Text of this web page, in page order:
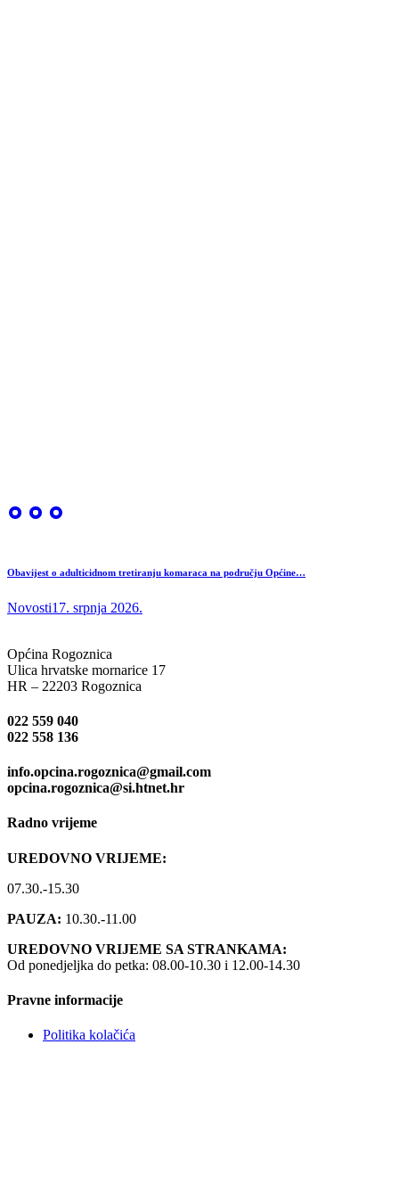
Obavijest o adulticidnom tretiranju komaraca na području Općine…
Novosti17. srpnja 2026.
Općina Rogoznica
Ulica hrvatske mornarice 17
HR – 22203 Rogoznica
022 559 040
022 558 136
info.opcina.rogoznica@gmail.com
opcina.rogoznica@si.htnet.hr
Radno vrijeme
UREDOVNO VRIJEME:
07.30.-15.30
PAUZA: 10.30.-11.00
UREDOVNO VRIJEME SA STRANKAMA:
Od ponedjeljka do petka: 08.00-10.30 i 12.00-14.30
Pravne informacije
Politika kolačića